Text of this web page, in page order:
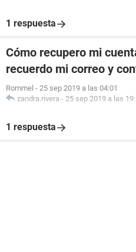
1 respuesta
Cómo recupero mi
recuerdo mi correo y
Rommel - 25 sep 2019 a las 04:01
zandra.rivera - 25 sep 2019 a las
1 respuesta